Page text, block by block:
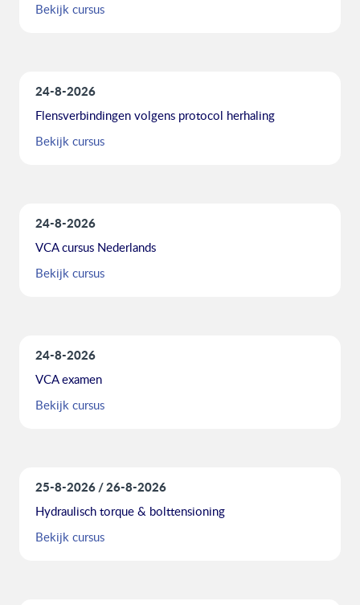
Bekijk cursus
24-8-2026
Flensverbindingen volgens protocol herhaling
Bekijk cursus
24-8-2026
VCA cursus Nederlands
Bekijk cursus
24-8-2026
VCA examen
Bekijk cursus
25-8-2026 26-8-2026
Hydraulisch torque & bolttensioning
Bekijk cursus